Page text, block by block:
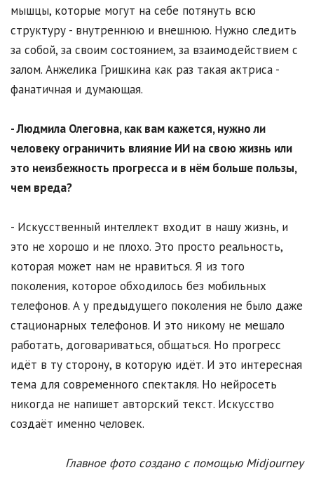
мышцы, которые могут на себе потянуть всю
структуру - внутреннюю и внешнюю. Нужно следить
за собой, за своим состоянием, за взаимодействием с
залом. Анжелика Гришкина как раз такая актриса -
фанатичная и думающая.
- Людмила Олеговна, как вам кажется, нужно ли
человеку ограничить влияние ИИ на свою жизнь или
это неизбежность прогресса и в нём больше пользы,
чем вреда?
- Искусственный интеллект входит в нашу жизнь, и
это не хорошо и не плохо. Это просто реальность,
которая может нам не нравиться. Я из того
поколения, которое обходилось без мобильных
телефонов. А у предыдущего поколения не было даже
стационарных телефонов. И это никому не мешало
работать, договариваться, общаться. Но прогресс
идёт в ту сторону, в которую идёт. И это интересная
тема для современного спектакля. Но нейросеть
никогда не напишет авторский текст. Искусство
создаёт именно человек.
Главное фото создано с помощью Midjourney